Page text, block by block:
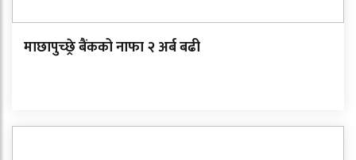
माछापुच्छ्रे बैंकको नाफा २ अर्ब बढी